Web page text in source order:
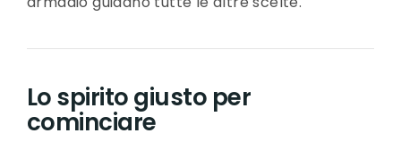
Lo spirito giusto per
cominciare